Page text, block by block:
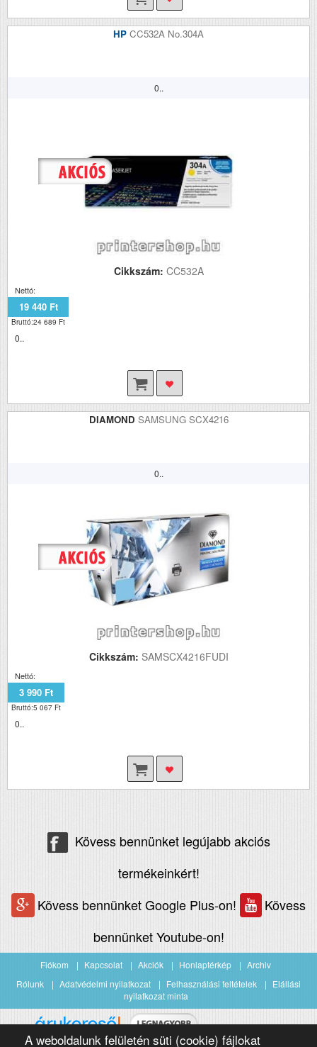
HP CC532A No.304A
0..
Cikkszám: CC532A
Nettó:
19 440 Ft
Bruttó:24 689 Ft
0..
DIAMOND SAMSUNG SCX4216
0..
Cikkszám: SAMSCX4216FUDI
Nettó:
3 990 Ft
Bruttó:5 067 Ft
0..
A weboldalunk felületén süti (cookie) fájlokat
Kövess bennünket legújabb akciós
termékeinkért!
Kövess bennünket Google Plus-on!
Kövess
bennünket Youtube-on!
Fiókom Kapcsolat Akciók Honlaptérkép
Archiv
Rólunk
Adatvédelmi nyilatkozat Felhasználási feltételek
Elállási
nyilatkozat minta